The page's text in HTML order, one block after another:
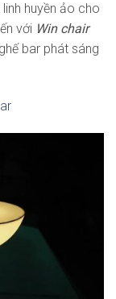
huyền ảo cho
với Win chair
bar phát sáng